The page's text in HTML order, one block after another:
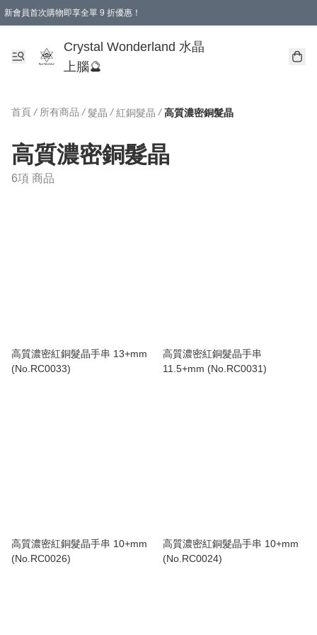
新會員首次購物即享全單 9 折優惠！
Crystal Wonderland 水晶
上腦🔮
首頁 / 所有商品 / 髮晶 / 紅銅髮晶 / 高質濃密銅髮晶
高質濃密銅髮晶
6項 商品
高質濃密紅銅髮晶手串 13+mm
(No.RC0033)
高質濃密紅銅髮晶手串
11.5+mm (No.RC0031)
高質濃密紅銅髮晶手串 10+mm
(No.RC0026)
高質濃密紅銅髮晶手串 10+mm
(No.RC0024)